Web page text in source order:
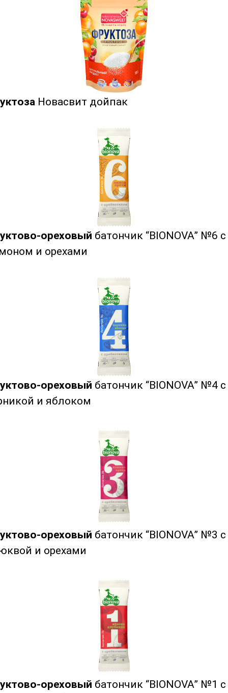
Новасвит дойпак
ореховый батончик “BIONOVA” №6 с
и орехами
ореховый батончик “BIONOVA” №4 с
и яблоком
ореховый батончик “BIONOVA” №3 с
и орехами
ореховый батончик “BIONOVA” №1 с